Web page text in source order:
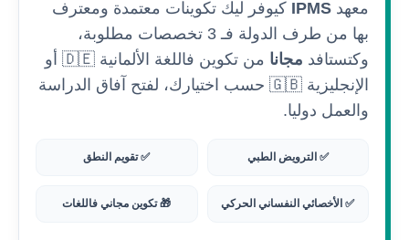
معهد IPMS كيوفر ليك تكوينات معتمدة ومعترف
بها من طرف الدولة فـ 3 تخصصات مطلوبة،
وكتستافد مجانا
من تكوين فاللغة الألمانية 🇩🇪 أو
الإنجليزية 🇬🇧 حسب اختيارك، لفتح آفاق الدراسة
والعمل دوليا.
✅ الترويض الطبي ✅ تقويم النطق
✅ الأخصائي النفساني الحركي 🎁 تكوين مجاني فاللغات